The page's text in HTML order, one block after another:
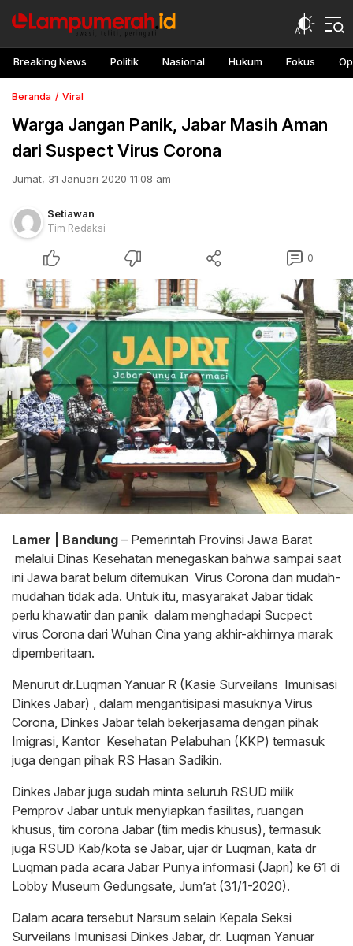
Breaking News Politik Nasional Hukum Fokus
Beranda Viral
Warga Jangan Panik, Jabar Masih Aman
dari Suspect Virus Corona
Jumat, 31 Januari 2020 11:08 am
Setiawan
Tim Redaksi
0
Lamer | Bandung – Pemerintah Provinsi Jawa Barat
melalui Dinas Kesehatan menegaskan bahwa sampai saat
ini Jawa barat belum ditemukan Virus Corona dan mudah-
mudahan tidak ada. Untuk itu, masyarakat Jabar tidak
perlu khawatir dan panik dalam menghadapi Sucpect
virus Corona dari Wuhan Cina yang akhir-akhirnya marak
dipemberitaan.
Menurut dr.Luqman Yanuar R (Kasie Surveilans Imunisasi
Dinkes Jabar) , dalam mengantisipasi masuknya Virus
Corona, Dinkes Jabar telah bekerjasama dengan pihak
Imigrasi, Kantor Kesehatan Pelabuhan (KKP) termasuk
juga dengan pihak RS Hasan Sadikin.
Dinkes Jabar juga sudah minta seluruh RSUD milik
Pemprov Jabar untuk menyiapkan fasilitas, ruangan
khusus, tim corona Jabar (tim medis khusus), termasuk
juga RSUD Kab/kota se Jabar, ujar dr Luqman, kata dr
Luqman pada acara Jabar Punya informasi (Japri) ke 61 di
Lobby Museum Gedungsate, Jum’at (31/1-2020).
Dalam acara tersebut Narsum selain Kepala Seksi
Surveilans Imunisasi Dinkes Jabar, dr. Luqman Yanuar